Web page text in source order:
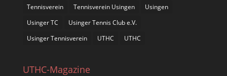
Tennisverein
Tennisverein Usingen
Usingen
Usinger TC
Usinger Tennis Club e.V.
Usinger Tennisverein
UTHC UTHC
UTHC-Magazine